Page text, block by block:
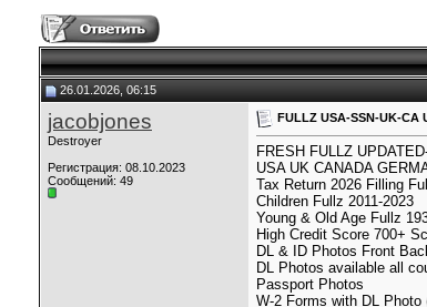
26.01.2026, 06:15
jacobjones
Destroyer
Регистрация: 08.10.2023
Сообщений: 49
FULLZ USA-SSN-UK-CA
FRESH FULLZ
USA UK CANADA
Tax Return 2026 Filling
Children Fullz 2011-2023
Young & Old Age Fullz
High Credit Score 700+
DL & ID Photos Front
DL Photos available all
Passport Photos
W-2 Forms with DL Photo